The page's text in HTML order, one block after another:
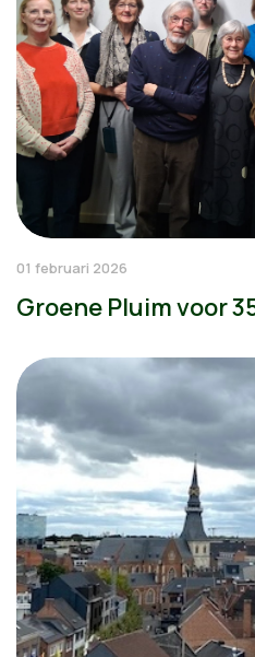
01 februari 2026
Groene Pluim voor